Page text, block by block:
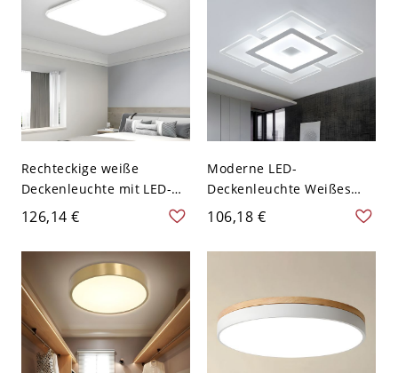
Rechteckige weiße
Deckenleuchte mit LED-
Lichtquelle, modernes
weißes Metall und Acryl-
Schirm - 110V-120V 39,37
cm Weißlicht
126,14 €
Moderne LED-
Deckenleuchte Weißes
Quadrat mit Acrylschirm
in Weißlicht, 16,5" breit
106,18 €